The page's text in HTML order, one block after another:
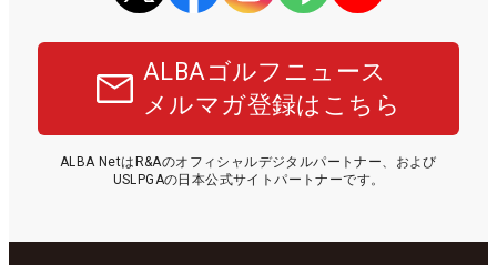
ALBAゴルフニュース
メルマガ登録はこちら
ALBA NetはR&Aのオフィシャルデジタルパートナー、および
USLPGAの日本公式サイトパートナーです。